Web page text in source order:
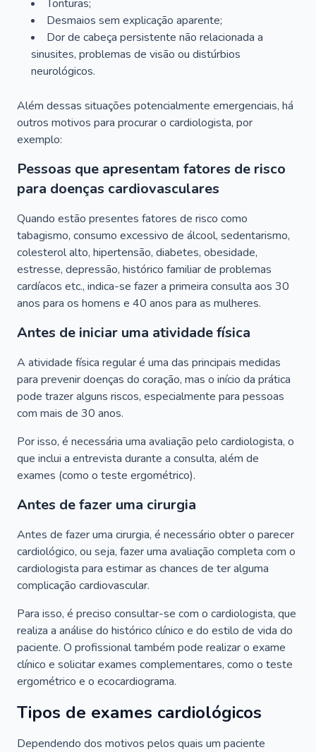
Tonturas;
Desmaios sem explicação aparente;
Dor de cabeça persistente não relacionada a
sinusites, problemas de visão ou distúrbios
neurológicos.
Além dessas situações potencialmente emergenciais, há
outros motivos para procurar o cardiologista, por
exemplo:
Pessoas que apresentam fatores de risco
para doenças cardiovasculares
Quando estão presentes fatores de risco como
tabagismo, consumo excessivo de álcool, sedentarismo,
colesterol alto, hipertensão, diabetes, obesidade,
estresse, depressão, histórico familiar de problemas
cardíacos etc., indica-se fazer a primeira consulta aos 30
anos para os homens e 40 anos para as mulheres.
Antes de iniciar uma atividade física
A atividade física regular é uma das principais medidas
para prevenir doenças do coração, mas o início da prática
pode trazer alguns riscos, especialmente para pessoas
com mais de 30 anos.
Por isso, é necessária uma avaliação pelo cardiologista, o
que inclui a entrevista durante a consulta, além de
exames (como o teste ergométrico).
Antes de fazer uma cirurgia
Antes de fazer uma cirurgia, é necessário obter o parecer
cardiológico, ou seja, fazer uma avaliação completa com o
cardiologista para estimar as chances de ter alguma
complicação cardiovascular.
Para isso, é preciso consultar-se com o cardiologista, que
realiza a análise do histórico clínico e do estilo de vida do
paciente. O profissional também pode realizar o exame
clínico e solicitar exames complementares, como o teste
ergométrico e o ecocardiograma.
Tipos de exames cardiológicos
Dependendo dos motivos pelos quais um paciente